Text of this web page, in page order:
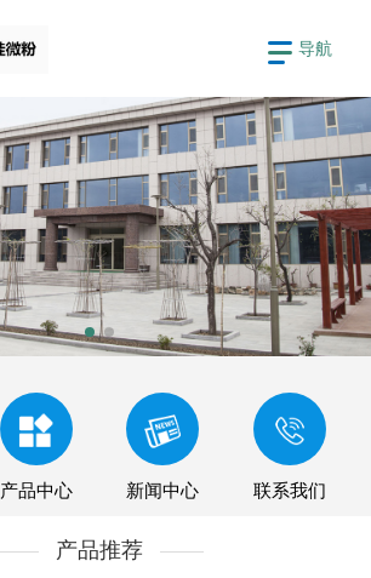
导航
产品中心 新闻中心 联系我们
产品推荐